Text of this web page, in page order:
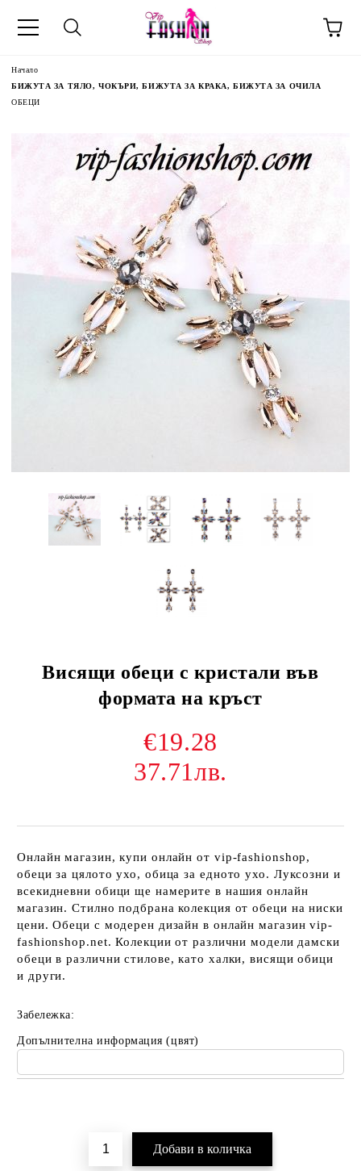
Начало
БИЖУТА ЗА ТЯЛО, ЧОКЪРИ, БИЖУТА ЗА КРАКА, БИЖУТА ЗА ОЧИЛА
ОБЕЦИ
Висящи обеци с кристали във
формата на кръст
€19.28
37.71лв.
Онлайн магазин, купи онлайн от vip-fashionshop,
обеци за цялото ухо, обица за едното ухо. Луксозни и
всекидневни обици ще намерите в нашия онлайн
магазин. Стилно подбрана колекция от обеци на ниски
цени. Обеци с модерен дизайн в онлайн магазин vip-
fashionshop.net. Колекции от различни модели дамски
обеци в различни стилове, като халки, висящи обици
и други.
Забележка:
Допълнителна информация (цвят)